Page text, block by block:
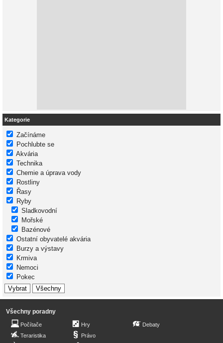
Kategorie
Začínáme
Pochlubte se
Akvária
Technika
Chemie a úprava vody
Rostliny
Řasy
Ryby
Sladkovodní
Mořské
Bazénové
Ostatní obyvatelé akvária
Burzy a výstavy
Krmiva
Nemoci
Pokec
Všechny poradny
Počítače
Teraristika
Hry
Právo
Debaty